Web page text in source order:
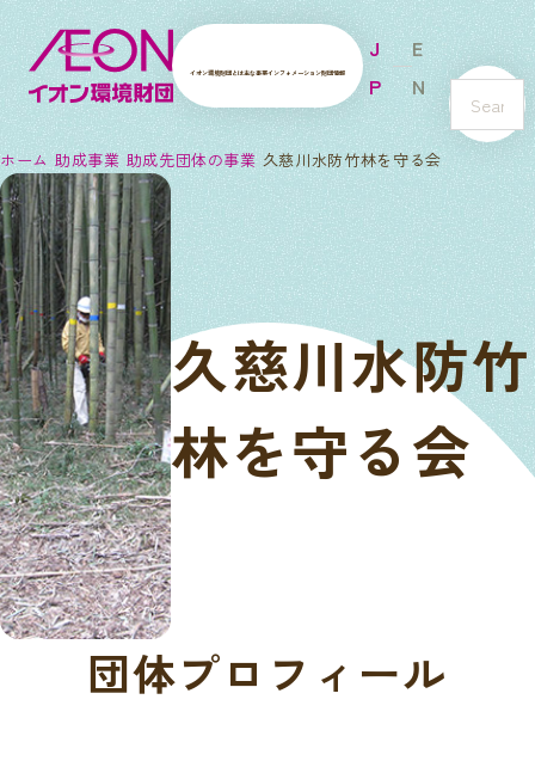
イオン環境財団とは主な事業インフォメーション財団情報
J
P
E
N
s
e
a
r
c
h
ホーム 助成事業 助成先団体の事業 久慈川水防竹林を守る会
久慈川水防竹
林を守る会
団体プロフィール